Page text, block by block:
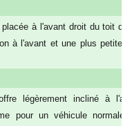
à l'avant droit du toit de
à l'avant et une plus petite
légèrement incliné à
pour un véhicule normale.